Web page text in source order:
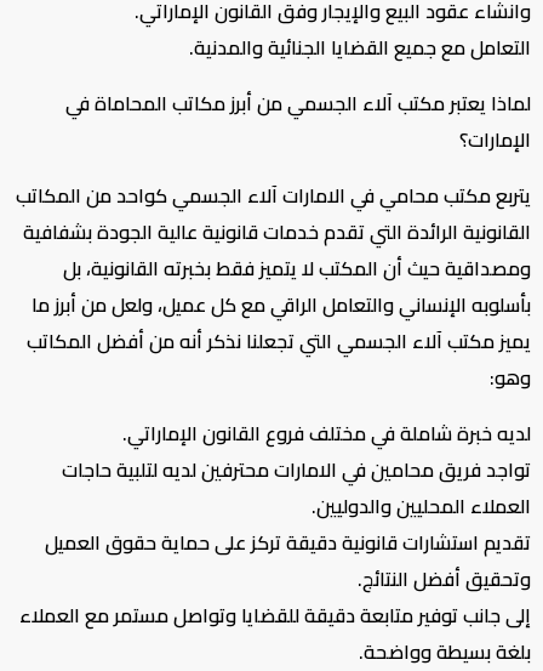
وانشاء عقود البيع والإيجار وفق القانون الإماراتي.
التعامل مع جميع القضايا الجنائية والمدنية.
لماذا يعتبر مكتب آلاء الجسمي من أبرز مكاتب المحاماة في
الإمارات؟
يتربع مكتب محامي في الامارات آلاء الجسمي كواحد من المكاتب
القانونية الرائدة التي تقدم خدمات قانونية عالية الجودة بشفافية
ومصداقية حيث أن المكتب لا يتميز فقط بخبرته القانونية، بل
بأسلوبه الإنساني والتعامل الراقي مع كل عميل، ولعل من أبرز ما
يميز مكتب آلاء الجسمي التي تجعلنا نذكر أنه من أفضل المكاتب
وهو:
لديه خبرة شاملة في مختلف فروع القانون الإماراتي.
تواجد فريق محامين في الامارات محترفين لديه لتلبية حاجات
العملاء المحليين والدوليين.
تقديم استشارات قانونية دقيقة تركز على حماية حقوق العميل
وتحقيق أفضل النتائج.
إلى جانب توفير متابعة دقيقة للقضايا وتواصل مستمر مع العملاء
بلغة بسيطة وواضحة.